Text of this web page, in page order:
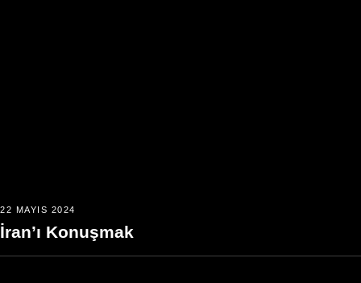
22 MAYIS 2024
İran’ı Konuşmak